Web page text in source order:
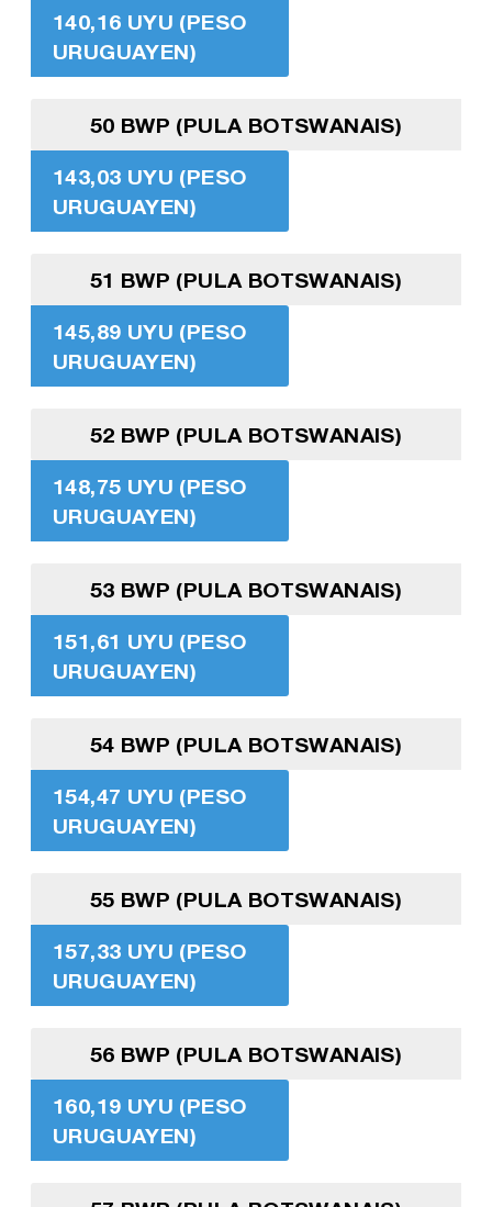
140,16 UYU (PESO
URUGUAYEN)
50 BWP (PULA BOTSWANAIS)
143,03 UYU (PESO
URUGUAYEN)
51 BWP (PULA BOTSWANAIS)
145,89 UYU (PESO
URUGUAYEN)
52 BWP (PULA BOTSWANAIS)
148,75 UYU (PESO
URUGUAYEN)
53 BWP (PULA BOTSWANAIS)
151,61 UYU (PESO
URUGUAYEN)
54 BWP (PULA BOTSWANAIS)
154,47 UYU (PESO
URUGUAYEN)
55 BWP (PULA BOTSWANAIS)
157,33 UYU (PESO
URUGUAYEN)
56 BWP (PULA BOTSWANAIS)
160,19 UYU (PESO
URUGUAYEN)